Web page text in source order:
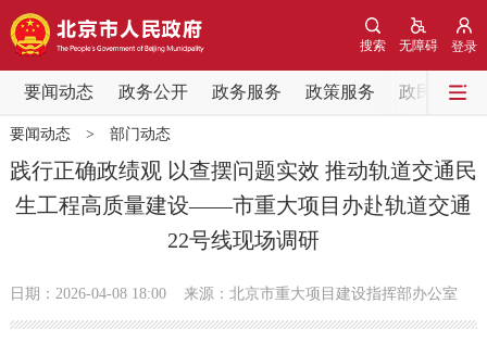
登录
无障碍
搜索
要闻动态 政务公开 政务服务 政策服务 政民互动
要闻动态
党中央精神
北京要闻 会议信息 部门动态
政务公开
要闻动态> 部门动态
践行正确政绩观 以查摆问题实效 推动轨道交通民
生工程高质量建设——市重大项目办赴轨道交通
22号线现场调研
日期：2026-04-08 18:00 来源：北京市重大项目建设指挥部办公室